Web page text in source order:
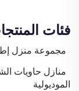
فئات
مجموعة منزل
منازل حاويات
الموديولية